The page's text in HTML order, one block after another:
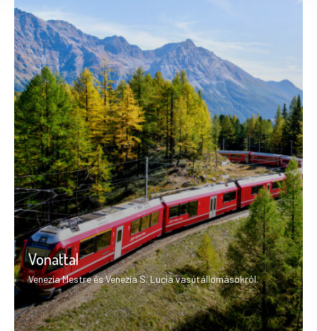
Vonattal
Venezia Mestre és Venezia S. Lucia vasútállomásokról.